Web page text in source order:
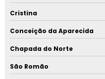
Cristina
Conceição da Aparecida
Chapada do Norte
São Romão